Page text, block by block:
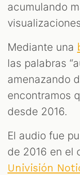
acumulando
Mediante una
las palabras
amenazando
encontramos
desde 2016.
El audio fue
de 2016 en el
Univisión